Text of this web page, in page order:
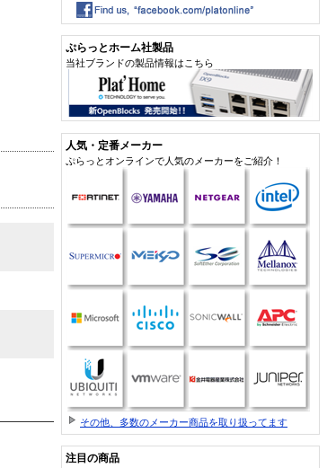
ぷらっとホーム社製品
当社ブランドの製品情報はこちら
人気・定番メーカー
ぷらっとオンラインで人気のメーカーをご紹介！
その他、多数のメーカー商品を取り扱ってます
注目の商品